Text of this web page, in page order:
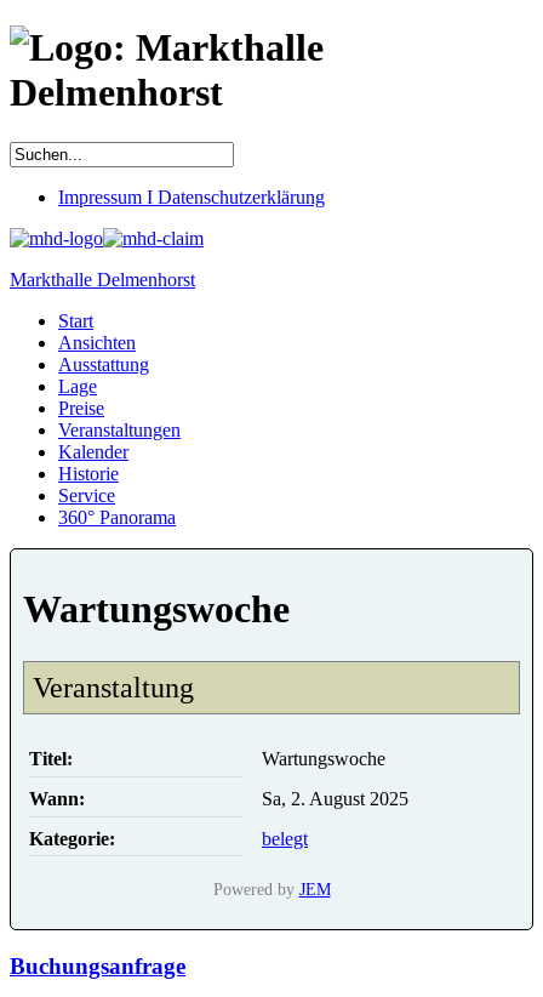
Impressum I Datenschutzerklärung
Markthalle Delmenhorst
Start
Ansichten
Ausstattung
Lage
Preise
Veranstaltungen
Kalender
Historie
Service
360° Panorama
Wartungswoche
Veranstaltung
Titel:
Wartungswoche
Wann:
Sa, 2. August 2025
Kategorie:
belegt
Powered by JEM
Buchungsanfrage